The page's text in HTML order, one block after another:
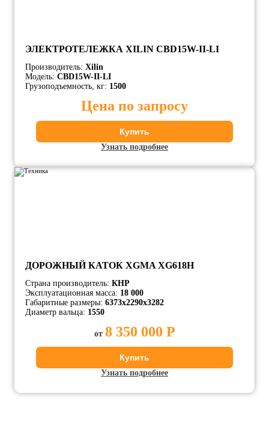
ЭЛЕКТРОТЕЛЕЖКА XILIN CBD15W-II-LI
Производитель: Xilin
Модель: CBD15W-II-LI
Грузоподъемность, кг: 1500
Цена по запросу
Купить
Узнать подробнее
ДОРОЖНЫЙ КАТОК XGMA XG618H
Страна производитель: КНР
Эксплуатационная масса: 18 000
Габаритные размеры: 6373x2290x3282
Диаметр вальца: 1550
от 8 350 000 Р
Купить
Узнать подробнее